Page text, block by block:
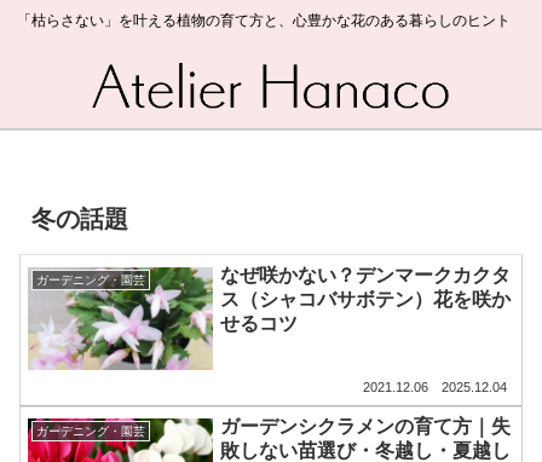
「枯らさない」を叶える植物の育て方と、心豊かな花のある暮らしのヒント
冬の話題
ガーデニング・園芸
なぜ咲かない？デンマークカクタ
ス（シャコバサボテン）花を咲か
せるコツ
2021.12.06 2025.12.04
ガーデニング・園芸
ガーデンシクラメンの育て方｜失
敗しない苗選び・冬越し・夏越し